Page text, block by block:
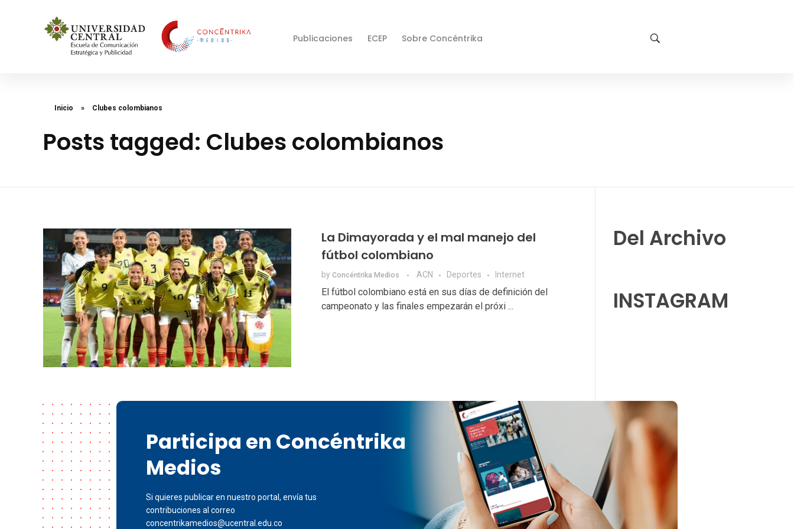
Publicaciones ECEP Sobre Concéntrika
Inicio » Clubes colombianos
Posts tagged: Clubes colombianos
La Dimayorada y el mal manejo del
fútbol colombiano
by Concéntrika Medios ACN Deportes Internet
El fútbol colombiano está en sus días de definición del
campeonato y las finales empezarán el próxi ...
Del Archivo
INSTAGRAM
Participa en Concéntrika
Medios
Si quieres publicar en nuestro portal, envía tus
contribuciones al correo
concentrikamedios@ucentral.edu.co